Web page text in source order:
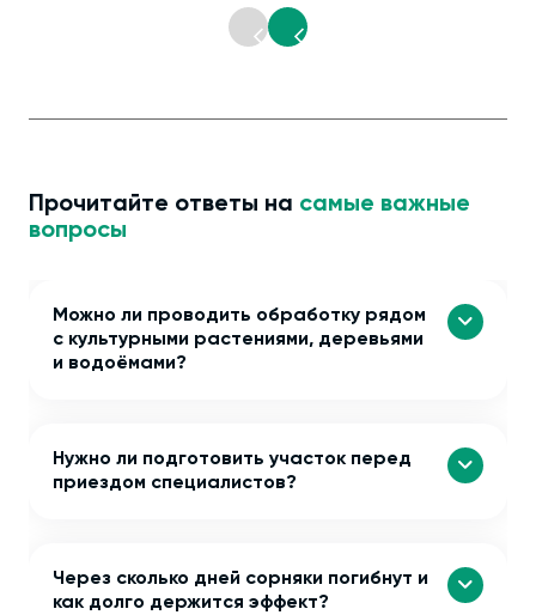
Прочитайте ответы на самые важные
вопросы
Можно ли проводить обработку рядом
с культурными растениями, деревьями
и водоёмами?
Нужно ли подготовить участок перед
приездом специалистов?
Через сколько дней сорняки погибнут и
как долго держится эффект?